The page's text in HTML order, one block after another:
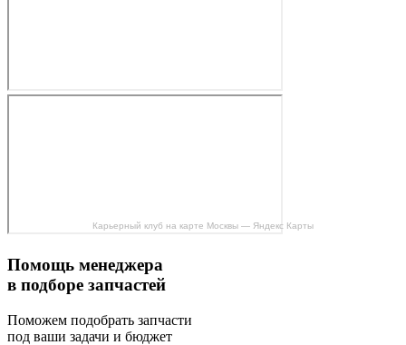
Карьерный клуб на карте Москвы — Яндекс Карты
Помощь менеджера
в подборе запчастей
Поможем подобрать запчасти
под ваши задачи и бюджет